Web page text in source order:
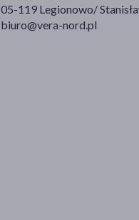
05-119 Legionowo/
biuro@vera-nord.pl